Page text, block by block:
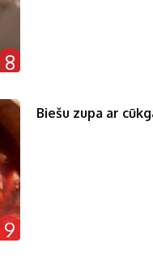
8
9
Biešu zupa ar